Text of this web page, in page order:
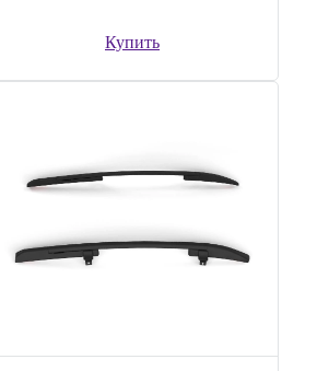
Купить